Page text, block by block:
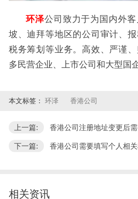
环泽公司致力于为国内外
坡、迪拜等地区的公司审计、报
税务筹划等业务。高效、严谨
多民营企业、上市公司和大型国
本文标签： 环泽 香港公司
上一篇: 香港公司注册地址变更后
下一篇: 香港公司需要填写个人相
相关资讯